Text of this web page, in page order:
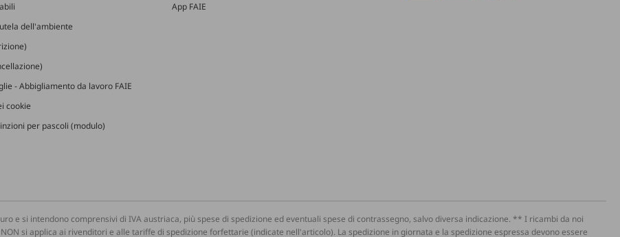
dell'ambiente
- Abbigliamento da lavoro FAIE
cookie
per pascoli (modulo)
App FAIE
e si intendono comprensivi di IVA austriaca, più spese di spedizione ed eventuali spese di contrassegno, salvo diversa indicazione. ** I ricambi da noi
si applica ai rivenditori e alle tariffe di spedizione forfettarie (indicate nell'articolo). La spedizione in giornata e la spedizione espressa devono essere